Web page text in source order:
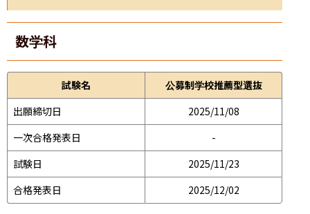
数学科
試験名
公募制学校推薦型選抜
出願締切日
2025/11/08
一次合格発表日
-
試験日
2025/11/23
合格発表日
2025/12/02